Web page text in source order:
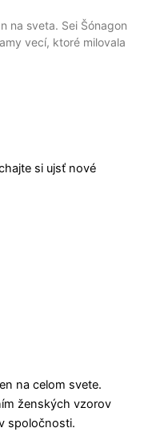
na sveta. Sei Šónagon
vecí, ktoré milovala
si ujsť nové
na celom svete.
ženských vzorov
spoločnosti.